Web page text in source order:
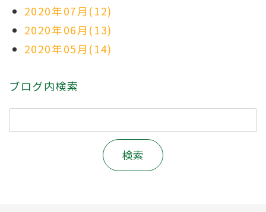
2020年07月(12)
2020年06月(13)
2020年05月(14)
ブログ内検索